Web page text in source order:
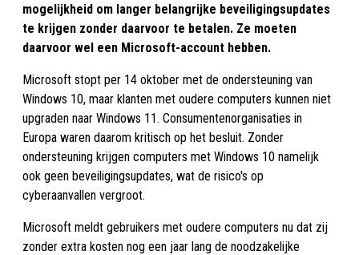
mogelijkheid om langer belangrijke beveiligingsupdates
te krijgen zonder daarvoor te betalen. Ze moeten
daarvoor wel een Microsoft-account hebben.
Microsoft stopt per 14 oktober met de ondersteuning van
Windows 10, maar klanten met oudere computers kunnen niet
upgraden naar Windows 11. Consumentenorganisaties in
Europa waren daarom kritisch op het besluit. Zonder
ondersteuning krijgen computers met Windows 10 namelijk
ook geen beveiligingsupdates, wat de risico's op
cyberaanvallen vergroot.
Microsoft meldt gebruikers met oudere computers nu dat zij
zonder extra kosten nog een jaar lang de noodzakelijke